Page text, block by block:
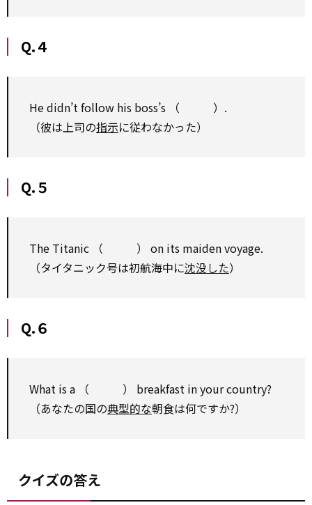
Q.４
He didn’t follow his boss’s （ ）.
（彼は上司の指示に従わなかった）
Q.５
The Titanic （ ） on its maiden voyage.
（タイタニック号は初航海中に沈没した）
Q.６
What is a （ ） breakfast in your country?
（あなたの国の典型的な朝食は何ですか?）
クイズの答え